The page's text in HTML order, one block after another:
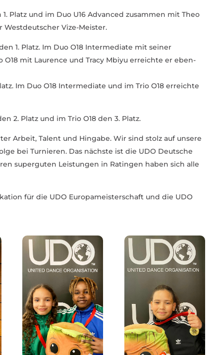
Platz und im Duo U16 Advanced zusammen mit Theo
West­deut­scher Vize-Meister.
1. Platz. Im Duo O18 Inter­me­diate mit seiner
O18 mit Laurence und Tracy Mbiyu erreichte er eben­
Im Duo O18 Inter­me­diate und im Trio O18 erreichte
2. Platz und im Trio O18 den 3. Platz.
Arbeit, Talent und Hingabe. Wir sind stolz auf unsere
bei Turnieren. Das nächste ist die UDO Deutsche
super­guten Leis­tungen in Ratingen haben sich alle
für die UDO Euro­pa­meis­ter­schaft und die UDO